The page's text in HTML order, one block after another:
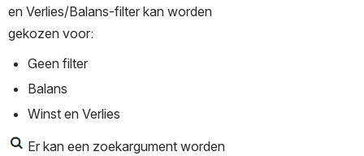
en Verlies/Balans-filter kan worden
gekozen voor:
Geen filter
Balans
Winst en Verlies
Er kan een zoekargument worden